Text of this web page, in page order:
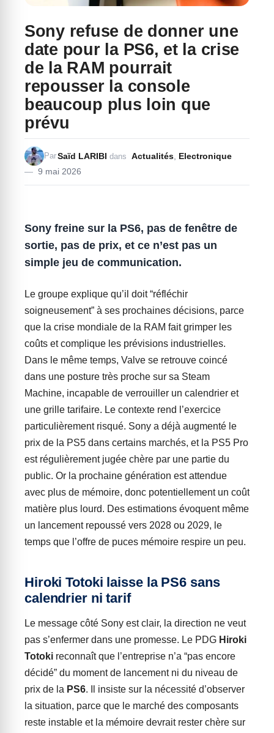
Sony refuse de donner une
date pour la PS6, et la crise
de la RAM pourrait
repousser la console
beaucoup plus loin que
prévu
9 mai 2026
ParSaïd LARIBI dans Actualités Electronique
Sony freine sur la PS6, pas de fenêtre de
sortie, pas de prix, et ce n’est pas un
simple jeu de communication.
Le groupe explique qu’il doit “réfléchir
soigneusement” à ses prochaines décisions, parce
que la crise mondiale de la RAM fait grimper les
coûts et complique les prévisions industrielles.
Dans le même temps, Valve se retrouve coincé
dans une posture très proche sur sa Steam
Machine, incapable de verrouiller un calendrier et
une grille tarifaire. Le contexte rend l’exercice
particulièrement risqué. Sony a déjà augmenté le
prix de la PS5 dans certains marchés, et la PS5 Pro
est régulièrement jugée chère par une partie du
public. Or la prochaine génération est attendue
avec plus de mémoire, donc potentiellement un coût
matière plus lourd. Des estimations évoquent même
un lancement repoussé vers 2028 ou 2029, le
temps que l’offre de puces mémoire respire un peu.
Hiroki Totoki laisse la PS6 sans
calendrier ni tarif
Le message côté Sony est clair, la direction ne veut
pas s’enfermer dans une promesse. Le PDG Hiroki
Totoki reconnaît que l’entreprise n’a “pas encore
décidé” du moment de lancement ni du niveau de
prix de la PS6. Il insiste sur la nécessité d’observer
la situation, parce que le marché des composants
reste instable et la mémoire devrait rester chère sur